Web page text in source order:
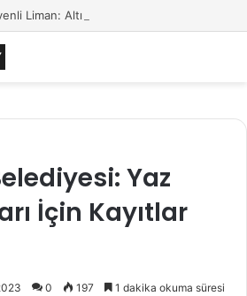
Liman: Altın Hâlâ İlk Sırada mı?
Yaz
İçin Kayıtlar
0 197 1 dakika okuma süresi